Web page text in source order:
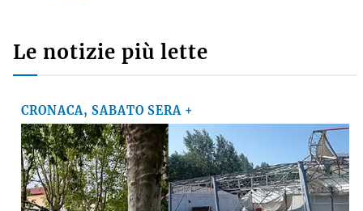
Le notizie più lette
CRONACA, SABATO SERA +